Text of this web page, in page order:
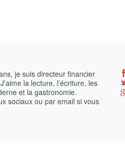
je suis directeur financier
la lecture, l’écriture, les
et la gastronomie.
sociaux ou par email si vous